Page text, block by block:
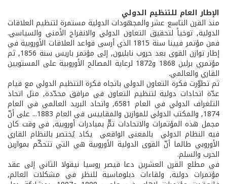
الإطار العام للتنظيم الدولي
منذ القرن التاسع عشر والمجهودات الدولية مستمرة لتنظيم العلاقات
الدولية, توخياً لتحقيق التعاون الدولي والانفراج الأمني والسياسي.
فمن مؤتمر فيينا سنة 1815 الذي أرسى قواعد العلاقات الأوروبية في
إطار توازن القوى بعد حروب نابليون, إلى مؤتمر باريس سنة 1856, ثم
مؤتمري برلين 1868 و1872 لرعاية المصالح الأوروبية على المستويين
القاري والعالمي.
ثم تطوّرت فكرة التعاون الدولي باتجاه فكرة التنظيم الدولي مع قيام
عدّة اتحادات دولية لتنظيم التعاون في مرافق محدّدة, مثل اتحاد
التلغراف الدولي في العام 6581, واتحاد البريد العالمي في العام
1874, والمكتب الدولي للموازين والمقاييس في العام 1883... على أنّ
مجمل هذه المؤتمرات والاتحادات تمّّ بمبادرات أوروبية, في وقت كان
فيه النظام الدولي ­ بالمعنى الواقعي ­ يكاد يُختصر بالنظام القاري
الأوروبي طالما أنّ القوى الدولية الأوروبية هي التي تتحكّم بموازين
الحرب والسلم.
في مطلع القرن العشرين دعا قيصر روسيا نيقولا الثاني إلى عقد
مؤتمرات دولية, ولقاءات دبلوماسية للنظر في مشكلات العالم,